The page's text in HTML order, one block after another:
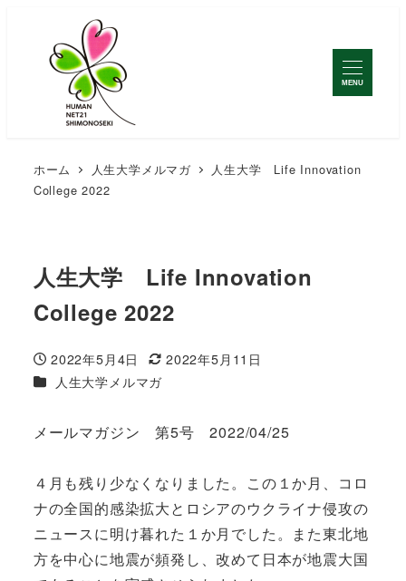
MENU
ホーム 人生大学メルマガ
人生大学 Life Innovation
College 2022
人生大学 Life Innovation
College 2022
投稿日
2022年5月4日
更新日
2022年5月11日
カテゴリー
人生大学メルマガ
メールマガジン 第5号 2022/04/25
４月も残り少なくなりました。この１か月、コロ
ナの全国的感染拡大とロシアのウクライナ侵攻の
ニュースに明け暮れた１か月でした。また東北地
方を中心に地震が頻発し、改めて日本が地震大国